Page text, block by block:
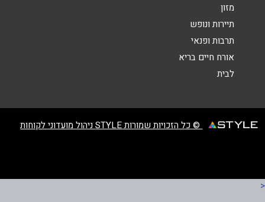
מזון
תיירות ונופש
תרבות ופנאי
אורח חיים בריא
לבית
© כל הזכויות שמורות STYLE ניהול מועדוני לקוחות
<